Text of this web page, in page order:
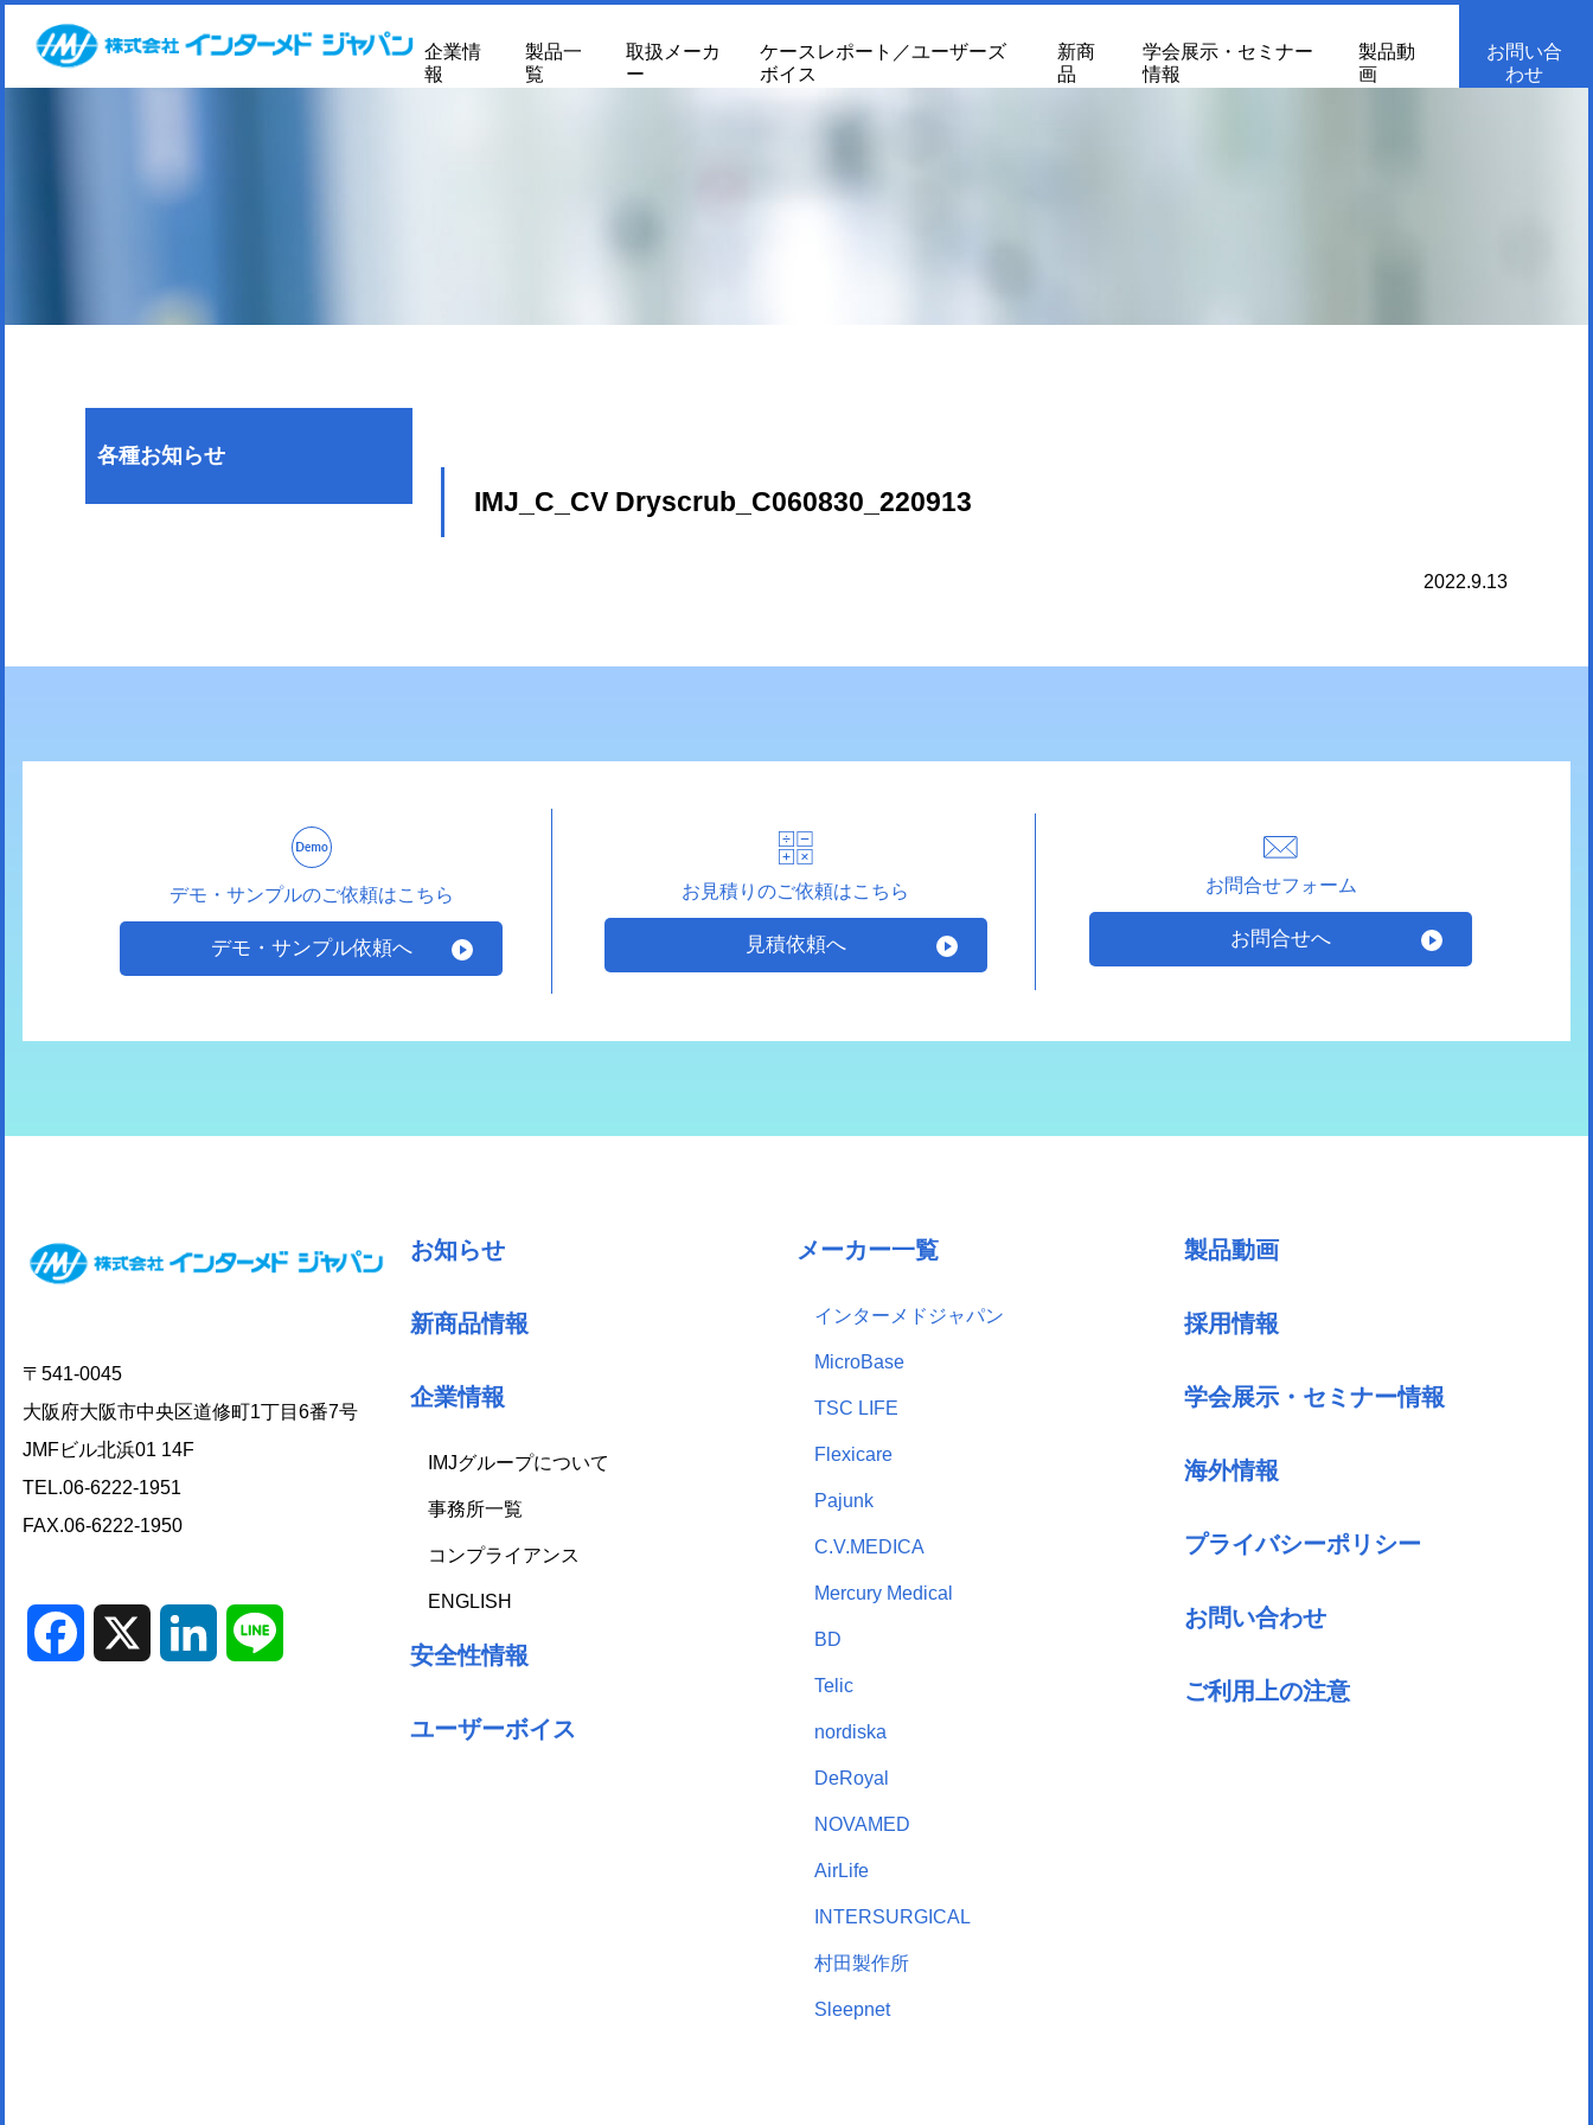
企業情
報
製品一
覧
取扱メーカ
ー
ケースレポート／ユーザーズ
ボイス
新商
品
学会展示・セミナー
情報
製品動
画
お問い合
わせ
各種お知らせ
IMJ_C_CV Dryscrub_C060830_220913
2022.9.13
デモ・サンプルのご依頼はこちら
デモ・サンプル依頼へ
お見積りのご依頼はこちら
見積依頼へ
お問合せフォーム
お問合せへ
〒541-0045
大阪府大阪市中央区道修町1丁目6番7号
JMFビル北浜01 14F
TEL.06-6222-1951
FAX.06-6222-1950
Facebook LinkedIn
お知らせ
新商品情報
企業情報
IMJグループについて
事務所一覧
コンプライアンス
ENGLISH
安全性情報
ユーザーボイス
メーカー一覧
インターメドジャパン
MicroBase
TSC LIFE
Flexicare
Pajunk
C.V.MEDICA
Mercury Medical
BD
Telic
nordiska
DeRoyal
NOVAMED
AirLife
INTERSURGICAL
村田製作所
Sleepnet
製品動画
採用情報
学会展示・セミナー情報
海外情報
プライバシーポリシー
お問い合わせ
ご利用上の注意